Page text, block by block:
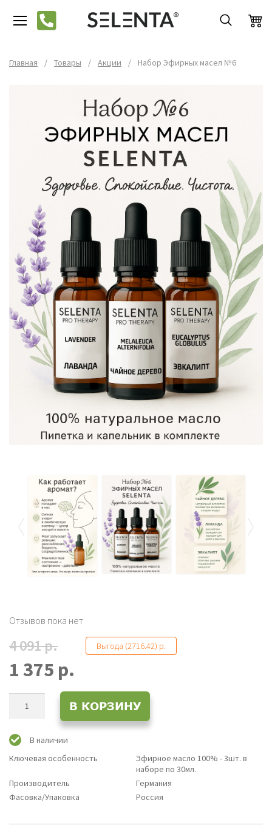
Главная / Товары / Акции / Набор Эфирных масел №6
Отзывов пока нет
4 091 р. Выгода (2716.42) р.
1 375 р.
Эфирных
В КОРЗИНУ
В наличии
Ключевая особенность
Эфирное масло 100% - 3шт. в
наборе по 30мл.
Производитель
Германия
Фасовка/Упаковка
Россия